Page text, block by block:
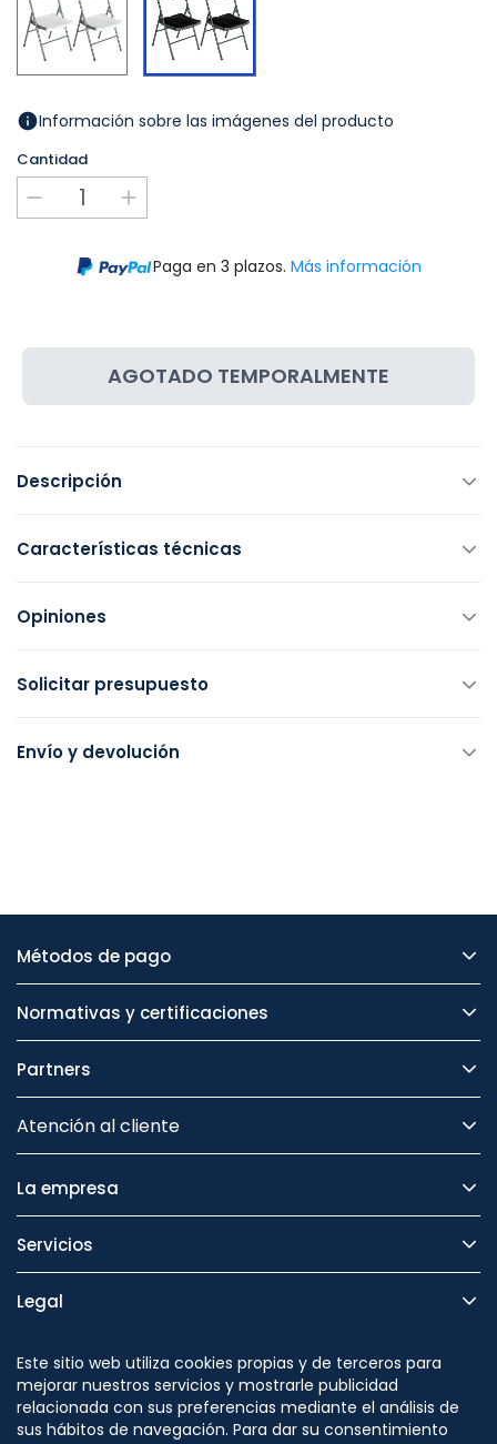
Información sobre las imágenes del producto
Cantidad
Paga en 3 plazos. Más información
AGOTADO TEMPORALMENTE
Descripción
Características técnicas
Opiniones
Solicitar presupuesto
Envío y devolución
Métodos de pago
Normativas y certificaciones
Partners
Atención al cliente
La empresa
Servicios
Legal
Seguridad
Este sitio web utiliza cookies propias y de terceros para
mejorar nuestros servicios y mostrarle publicidad
relacionada con sus preferencias mediante el análisis de
sus hábitos de navegación. Para dar su consentimiento